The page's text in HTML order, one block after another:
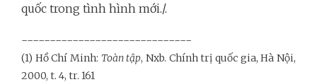
quốc trong tình hình mới./.
------------------------------
(1) Hồ Chí Minh: Toàn tập, Nxb. Chính trị quốc gia, Hà Nội,
2000, t. 4, tr. 161